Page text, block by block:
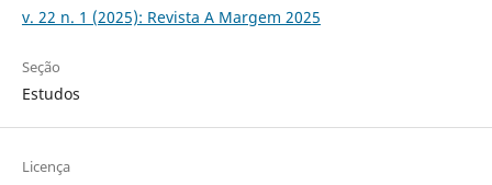
v. 22 n. 1 (2025): Revista A Margem 2025
Seção
Estudos
Licença